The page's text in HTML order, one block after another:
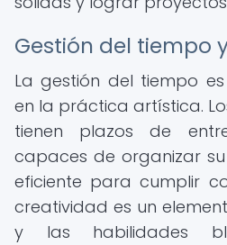
Gestión del tiempo
La gestión del tiempo
en la práctica artística.
tienen plazos de
capaces de organizar
eficiente para cumplir
creatividad es un
y las habilidades